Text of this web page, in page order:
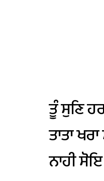
ਤੂੰਸੁਣਿ
ਤਾਤਾਖਰਾ
ਨਾਹੀਸੋਇ